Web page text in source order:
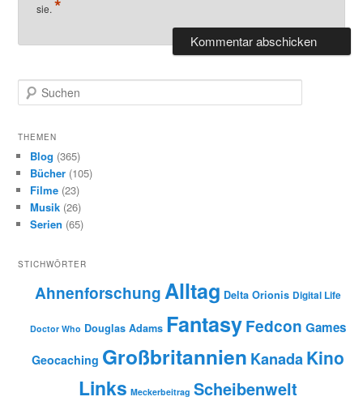
sie. *
u
h
THEMEN
Blog (365)
Bücher (105)
Filme (23)
Musik (26)
Serien (65)
STICHWÖRTER
AhnenforschungAlltag Delta Orionis Digital Life
Doctor Who Douglas Adams Fantasy Fedcon Games
Geocaching Großbritannien Kanada Kino
Links Meckerbeitrag Scheibenwelt